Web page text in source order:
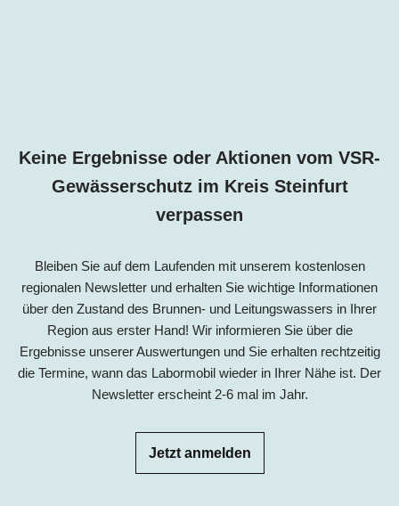
Keine Ergebnisse oder Aktionen vom VSR-
Gewässerschutz im Kreis Steinfurt
verpassen
Bleiben Sie auf dem Laufenden mit unserem kostenlosen
regionalen Newsletter und erhalten Sie wichtige Informationen
über den Zustand des Brunnen- und Leitungswassers in Ihrer
Region aus erster Hand! Wir informieren Sie über die
Ergebnisse unserer Auswertungen und Sie erhalten rechtzeitig
die Termine, wann das Labormobil wieder in Ihrer Nähe ist. Der
Newsletter erscheint 2-6 mal im Jahr.
Jetzt anmelden